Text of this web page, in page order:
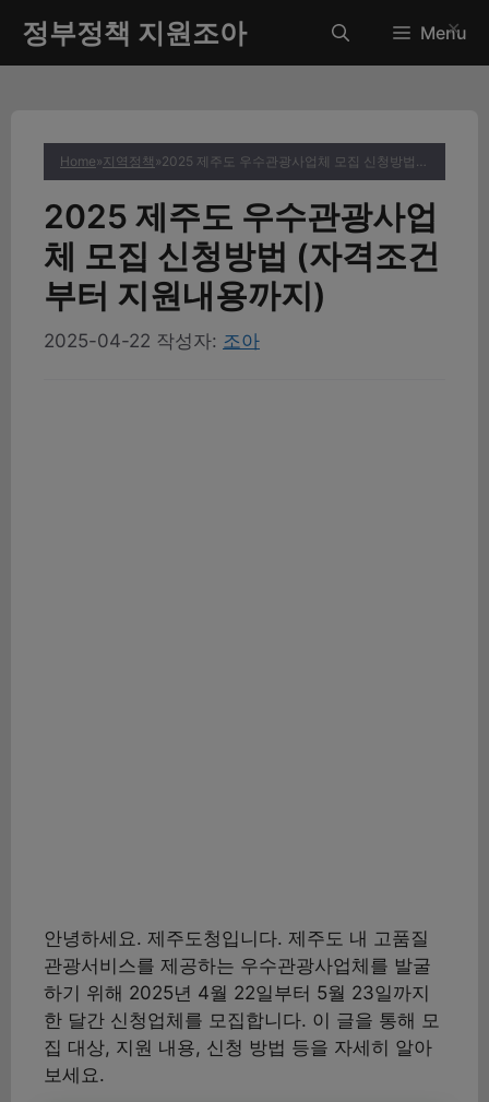
츠
정부정책 지원조아 Menu
Home»지역정책 » 2025 제주도 우수관광사업체 모집 신청방법 (자격조건부터 지원내용까지)
2025 제주도 우수관광사업
체 모집 신청방법 (자격조건
부터 지원내용까지)
2025-04-22 작성자: 조아
안녕하세요. 제주도청입니다. 제주도 내 고품질
관광서비스를 제공하는 우수관광사업체를 발굴
하기 위해 2025년 4월 22일부터 5월 23일까지
한 달간 신청업체를 모집합니다. 이 글을 통해 모
집 대상, 지원 내용, 신청 방법 등을 자세히 알아
보세요.
✕